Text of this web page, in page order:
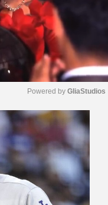
M
e
Powered by GliaStudios